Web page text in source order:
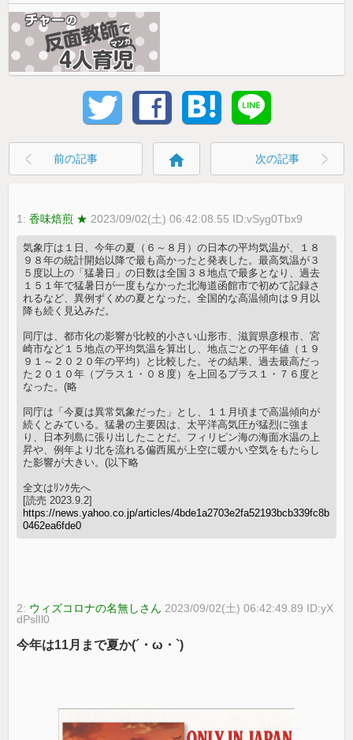
前の記事 home 次の記事
1:香味焙煎 ★ 2023/09/02(土) 06:42:08.55 ID:vSyg0Tbx9
気象庁は１日、今年の夏（６～８月）の日本の平均気温が、１８
９８年の統計開始以降で最も高かったと発表した。最高気温が３
５度以上の「猛暑日」の日数は全国３８地点で最多となり、過去
１５１年で猛暑日が一度もなかった北海道函館市で初めて記録さ
れるなど、異例ずくめの夏となった。全国的な高温傾向は９月以
降も続く見込みだ。
同庁は、都市化の影響が比較的小さい山形市、滋賀県彦根市、宮
崎市など１５地点の平均気温を算出し、地点ごとの平年値（１９
９１～２０２０年の平均）と比較した。その結果、過去最高だっ
た２０１０年（プラス１・０８度）を上回るプラス１・７６度と
なった。(略
同庁は「今夏は異常気象だった」とし、１１月頃まで高温傾向が
続くとみている。猛暑の主要因は、太平洋高気圧が猛烈に強ま
り、日本列島に張り出したことだ。フィリピン海の海面水温の上
昇や、例年より北を流れる偏西風が上空に暖かい空気をもたらし
た影響が大きい。(以下略
全文はﾘﾝｸ先へ
[読売 2023.9.2]
https://news.yahoo.co.jp/articles/4bde1a2703e2fa52193bcb339fc8b
0462ea6fde0
2: ウィズコロナの名無しさん 2023/09/02(土) 06:42:49.89 ID:yX
dPslIl0
今年は11月まで夏か(´・ω・`)